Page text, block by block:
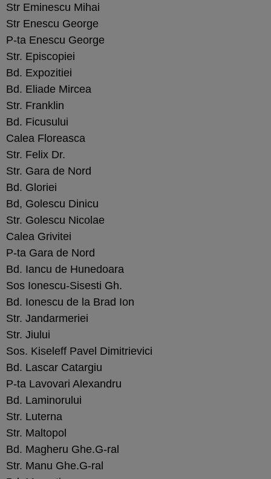
Str Eminescu Mihai
Str Enescu George
P-ta Enescu George
Str. Episcopiei
Bd. Expozitiei
Bd. Eliade Mircea
Str. Franklin
Bd. Ficusului
Calea Floreasca
Str. Felix Dr.
Str. Gara de Nord
Bd. Gloriei
Bd, Golescu Dinicu
Str. Golescu Nicolae
Calea Grivitei
P-ta Gara de Nord
Bd. Iancu de Hunedoara
Sos Ionescu-Sisesti Gh.
Bd. Ionescu de la Brad Ion
Str. Jandarmeriei
Str. Jiului
Sos. Kiseleff Pavel Dimitrievici
Bd. Lascar Catargiu
P-ta Lavovari Alexandru
Bd. Laminorului
Str. Luterna
Str. Maltopol
Bd. Magheru Ghe.G-ral
Str. Manu Ghe.G-ral